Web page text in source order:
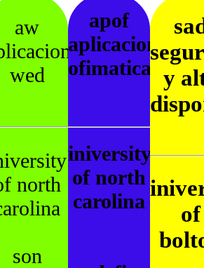
pagina:www.smr.com
aw
wed
north
son
apof
aplicaciones
ofimaticas
iniversity
of north
carolina
y
of